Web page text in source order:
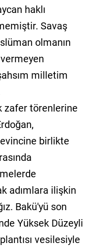
haklı
Savaş
olmanın
milletim
zafer törenlerine
birlikte
adımlara ilişkin
Bakü'yü son
Yüksek Düzeyli
vesilesiyle